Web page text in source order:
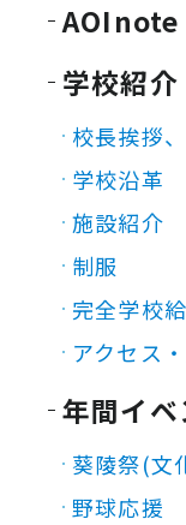
AOInote
学校紹介
校長挨拶
学校沿革
施設紹介
制服
完全学校
アクセス
年間イベ
葵陵祭(文
野球応援